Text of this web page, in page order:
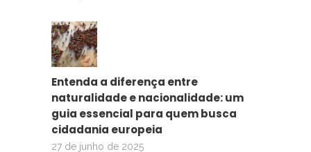
Entenda a diferença entre
naturalidade e nacionalidade: um
guia essencial para quem busca
cidadania europeia
27 de junho de 2025